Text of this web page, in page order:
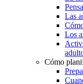
Las
Los
Cómo